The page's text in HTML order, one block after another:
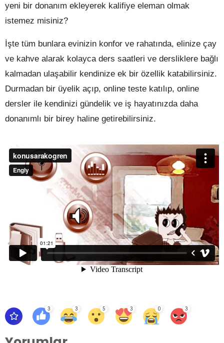
yeni bir donanım ekleyerek kalifiye eleman olmak
istemez misiniz?
İşte tüm bunlara evinizin konfor ve rahatında, elinize çay
ve kahve alarak kolayca ders saatleri ve dersliklere bağlı
kalmadan ulaşabilir kendinize ek bir özellik katabilirsiniz.
Durmadan bir üyelik açıp, online teste katılıp, online
dersler ile kendinizi gündelik ve iş hayatınızda daha
donanımlı bir birey haline getirebilirsiniz.
3 3 5 3 0 3